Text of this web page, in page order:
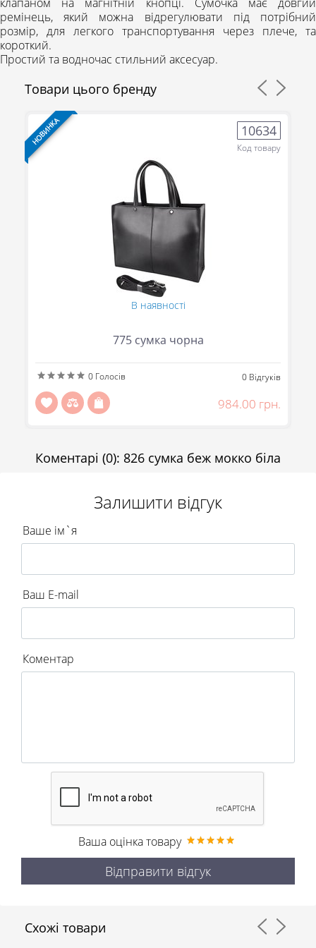
Відправити
(095) 706-69-33 (Viber, Telegram)
(067) 863-50-24
Передзвоніть мені
ремінець, який можна відрегулювати під потрібний
розмір, для легкого транспортування через плече, та
короткий.
Простий та водночас стильний аксесуар.
Товари цього бренду
НОВИНКА 10634
Код товару
В наявності
775 сумка чорна
0 Голосів 0 Відгуків
984.00 грн.
Коментарі (0): 826 сумка беж мокко біла
Залишити відгук
Ваше ім`я
Ваш E-mail
Коментар
Ваша оцінка товару
Відправити відгук
Схожі товари